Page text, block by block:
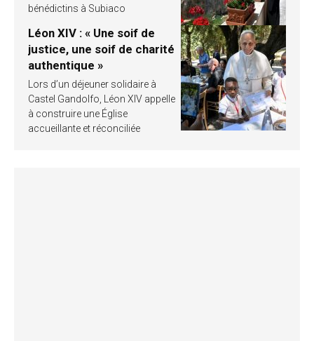
bénédictins à Subiaco
Léon XIV : « Une soif de
justice, une soif de charité
authentique »
Lors d’un déjeuner solidaire à
Castel Gandolfo, Léon XIV appelle
à construire une Église
accueillante et réconciliée